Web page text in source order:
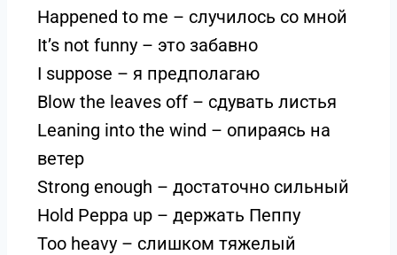
Happened to me – случилось со мной
It’s not funny – это забавно
I suppose – я предполагаю
Blow the leaves off – сдувать листья
Leaning into the wind – опираясь на
ветер
Strong enough – достаточно сильный
Hold Peppa up – держать Пеппу
Too heavy – слишком тяжелый